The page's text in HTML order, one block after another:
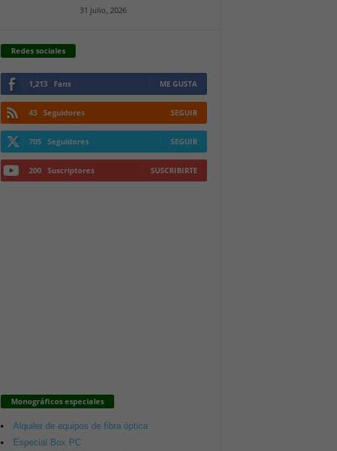
31 julio, 2026
Redes sociales
1,213 Fans ME GUSTA
43 Seguidores SEGUIR
705 Seguidores SEGUIR
200 Suscriptores SUSCRIBIRTE
Monográficos especiales
Alquiler de equipos de fibra óptica
Especial Box PC